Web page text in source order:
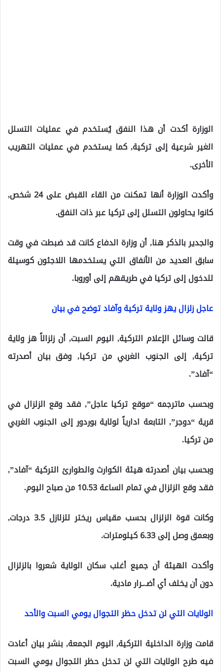
الوزارة أكدت أن هذا النفق يُستخدم في عمليات التسلل
الغير شرعية إلى تركية, كما يستخدم في عمليات التهريب
الأخرى.
وأكدت الوزارة أنها تمكنت من القاء القبض على 24 شخص,
كانوا يحاولون التسلل إلى تركيا عبر ذات النفق.
والجدير بالذكر هنا, أن وزارة الدفاع كانت قد ضبطت في وقت
سابق العديد من الأنفاق التي يستخدمها اللاجئون كوسيلة
للدخول إلى تركيا في طريقهم إلى أوروبا.
عاجل زلزال يهز ولاية تركية وآفاد توضح في بيان
قالت وسائل الإعلام التركية, اليوم السبت, أن زلزالاً هز ولاية
تركية, إلى الجنوب الغربي من تركيا, وفق بيان أصدرته
“آفاد”.
وبحسب ماترجمه “موقع تركيا عاجل”, فقد وقع الزلزال في
قرية “دوجر”, التابعة ادارياً لولاية بوردور إلى الجنوب الغربي
من تركيا.
وبحسب بيان أصدرته هيئة الكوارث والطوارئ التركية “آفاد”,
فقد وقع الزلزال في تمام الساعة 10.53 من صباح اليوم.
وكانت قوة الزلزال بحسب مقياس ريختر للزلازل 3.5 درجات,
وبعمق وصل إلى 6.33 كيلومترات.
وأكدت الهيئة أن جميع أغلب سكان الولاية شعروا بالزلزال
دون أن يخلف أي أضـ.ـرار مادية.
الولايات التي لن تدخل حظر التجوال يومي السبت والأحد
قامت وزارة الداخلية التركية, اليوم الجمعة, بنشر بيان أعادت
فيه طرح الولايات التي لن تدخل حظر التجوال يومي السبت